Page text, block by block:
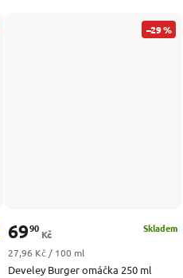
–29 %
Develey Burger omáčka 250 ml
Skladem
6990
Kč
Měrná cena:
27,96 Kč / 100 ml